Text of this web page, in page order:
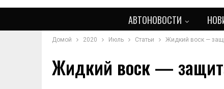
АВТОНОВОСТИ
Домой 2020 Июль Статьи Жидкий воск —
Жидкий воск —